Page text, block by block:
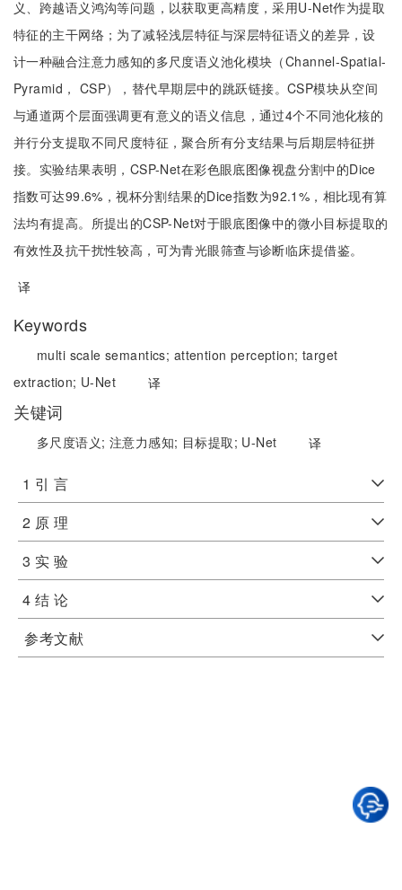
义、跨越语义鸿沟等问题，以获取更高精度，采用U-Net作为提取
特征的主干网络；为了减轻浅层特征与深层特征语义的差异，设
计一种融合注意力感知的多尺度语义池化模块（Channel-Spatial-
Pyramid， CSP），替代早期层中的跳跃链接。CSP模块从空间
与通道两个层面强调更有意义的语义信息，通过4个不同池化核的
并行分支提取不同尺度特征，聚合所有分支结果与后期层特征拼
接。实验结果表明，CSP-Net在彩色眼底图像视盘分割中的Dice
指数可达99.6%，视杯分割结果的Dice指数为92.1%，相比现有算
法均有提高。所提出的CSP-Net对于眼底图像中的微小目标提取的
有效性及抗干扰性较高，可为青光眼筛查与诊断临床提借鉴。
译
Keywords
multi scale semantics; attention perception; target
extraction; U-Net 译
关键词
多尺度语义; 注意力感知; 目标提取; U-Net 译
1 引 言
2 原 理
3 实 验
4 结 论
参考文献